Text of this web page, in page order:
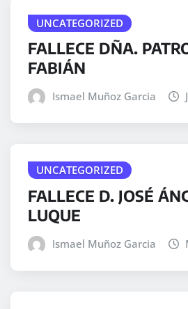
UNCATEGORIZED
FALLECE DÑA.
FABIÁN
Ismael Muñoz Garcia
UNCATEGORIZED
FALLECE D. JOSÉ
LUQUE
Ismael Muñoz Garcia